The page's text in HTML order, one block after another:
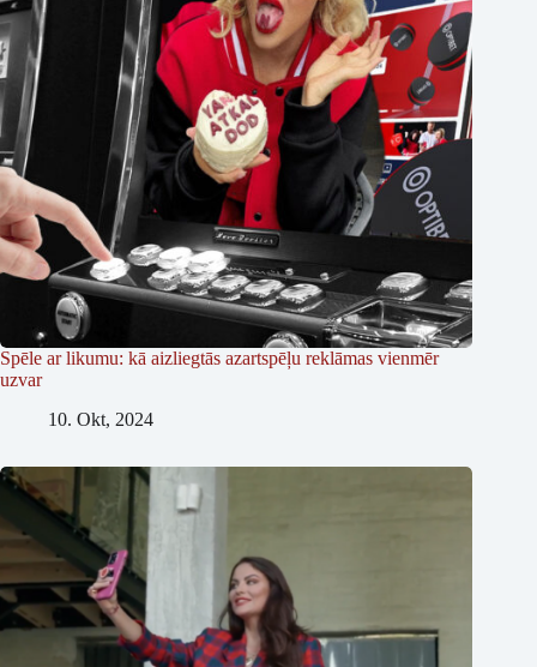
Spēle ar likumu: kā aizliegtās azartspēļu reklāmas vienmēr
uzvar
10. Okt, 2024